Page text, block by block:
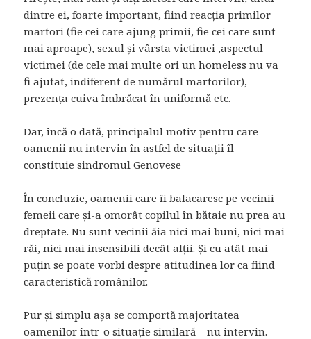
dintre ei, foarte important, fiind reacția primilor
martori (fie cei care ajung primii, fie cei care sunt
mai aproape), sexul și vârsta victimei ,aspectul
victimei (de cele mai multe ori un homeless nu va
fi ajutat, indiferent de numărul martorilor),
prezența cuiva îmbrăcat în uniformă etc.
Dar, încă o dată, principalul motiv pentru care
oamenii nu intervin în astfel de situații îl
constituie sindromul Genovese
În concluzie, oamenii care îi balacaresc pe vecinii
femeii care și-a omorât copilul în bătaie nu prea au
dreptate. Nu sunt vecinii ăia nici mai buni, nici mai
răi, nici mai insensibili decât alții. Și cu atât mai
puțin se poate vorbi despre atitudinea lor ca fiind
caracteristică românilor.
Pur și simplu așa se comportă majoritatea
oamenilor într-o situație similară – nu intervin.